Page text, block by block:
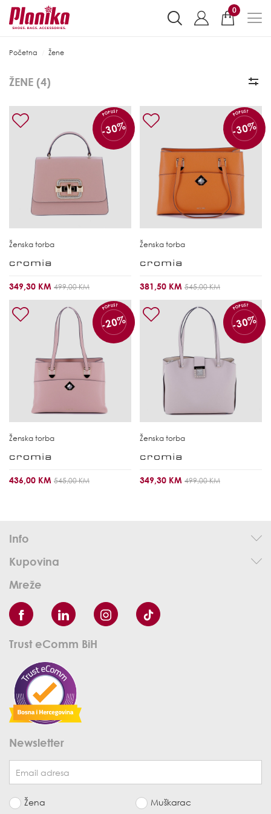
0
Početna Žene
ŽENE (4)
POPUST
-30%
Ženska torba
349,30 KM 499,00 KM
POPUST
-30%
Ženska torba
381,50 KM 545,00 KM
POPUST
-20%
Ženska torba
436,00 KM 545,00 KM
POPUST
-30%
Ženska torba
349,30 KM 499,00 KM
Info
Kupovina
Mreže
Trust eComm BiH
Newsletter
Žena Muškarac